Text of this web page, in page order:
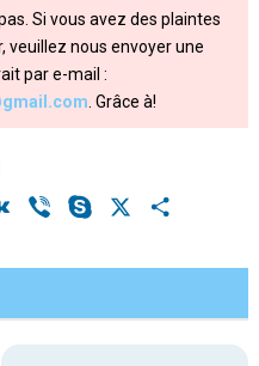
Si vous avez des plaintes
veuillez nous envoyer une
par e-mail :
. Grâce à!
VK Viber Skype